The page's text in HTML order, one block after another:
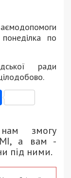
по
ради
змогу
а вам -
під ними.